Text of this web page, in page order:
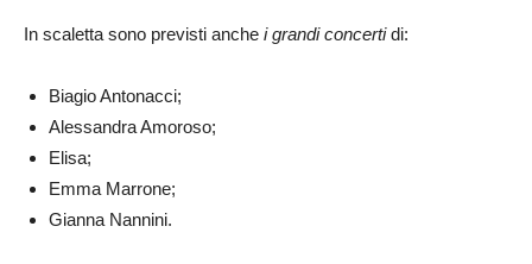
In scaletta sono previsti anche i grandi concertidi:
Biagio Antonacci;
Alessandra Amoroso;
Elisa;
Emma Marrone;
Gianna Nannini.